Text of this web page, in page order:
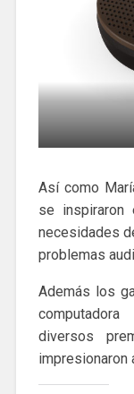
Así como
se
necesidades
problemas
Además los
diversos
impresionaron